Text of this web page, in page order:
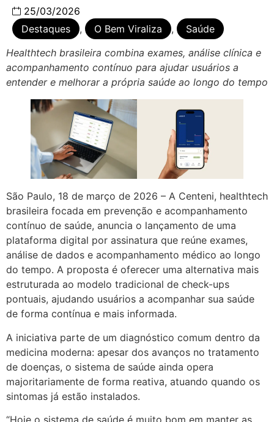
25/03/2026
Destaques
, O Bem Viraliza ,
Saúde
Healthtech brasileira combina exames, análise clínica e
acompanhamento contínuo para ajudar usuários a
entender e melhorar a própria saúde ao longo do tempo
São Paulo, 18 de março de 2026 – A Centeni, healthtech
brasileira focada em prevenção e acompanhamento
contínuo de saúde, anuncia o lançamento de uma
plataforma digital por assinatura que reúne exames,
análise de dados e acompanhamento médico ao longo
do tempo. A proposta é oferecer uma alternativa mais
estruturada ao modelo tradicional de check-ups
pontuais, ajudando usuários a acompanhar sua saúde
de forma contínua e mais informada.
A iniciativa parte de um diagnóstico comum dentro da
medicina moderna: apesar dos avanços no tratamento
de doenças, o sistema de saúde ainda opera
majoritariamente de forma reativa, atuando quando os
sintomas já estão instalados.
“Hoje o sistema de saúde é muito bom em manter as